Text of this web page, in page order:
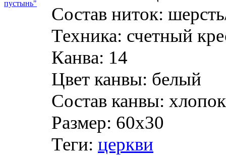
Состав ниток:
Техника: счетный
Канва: 14
Цвет канвы: белый
Состав канвы: хлопок
Размер: 60х30
Теги: церкви